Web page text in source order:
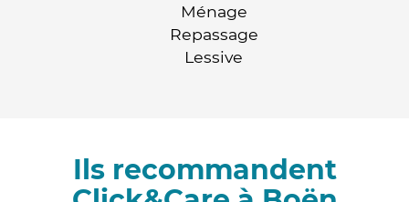
Ménage
Repassage
Lessive
Ils recommandent